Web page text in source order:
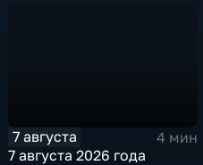
7 августа
4 мин
7 августа 2026 года